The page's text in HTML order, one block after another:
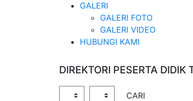
GALERI
GALERI FOTO
GALERI VIDEO
HUBUNGI KAMI
DIREKTORI PESERTA
Tahun Pelajaran
Kelas CARI